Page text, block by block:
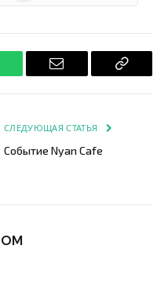
Email
Copy
СЛЕДУЮЩАЯ СТАТЬЯ
Событие Nyan Cafe